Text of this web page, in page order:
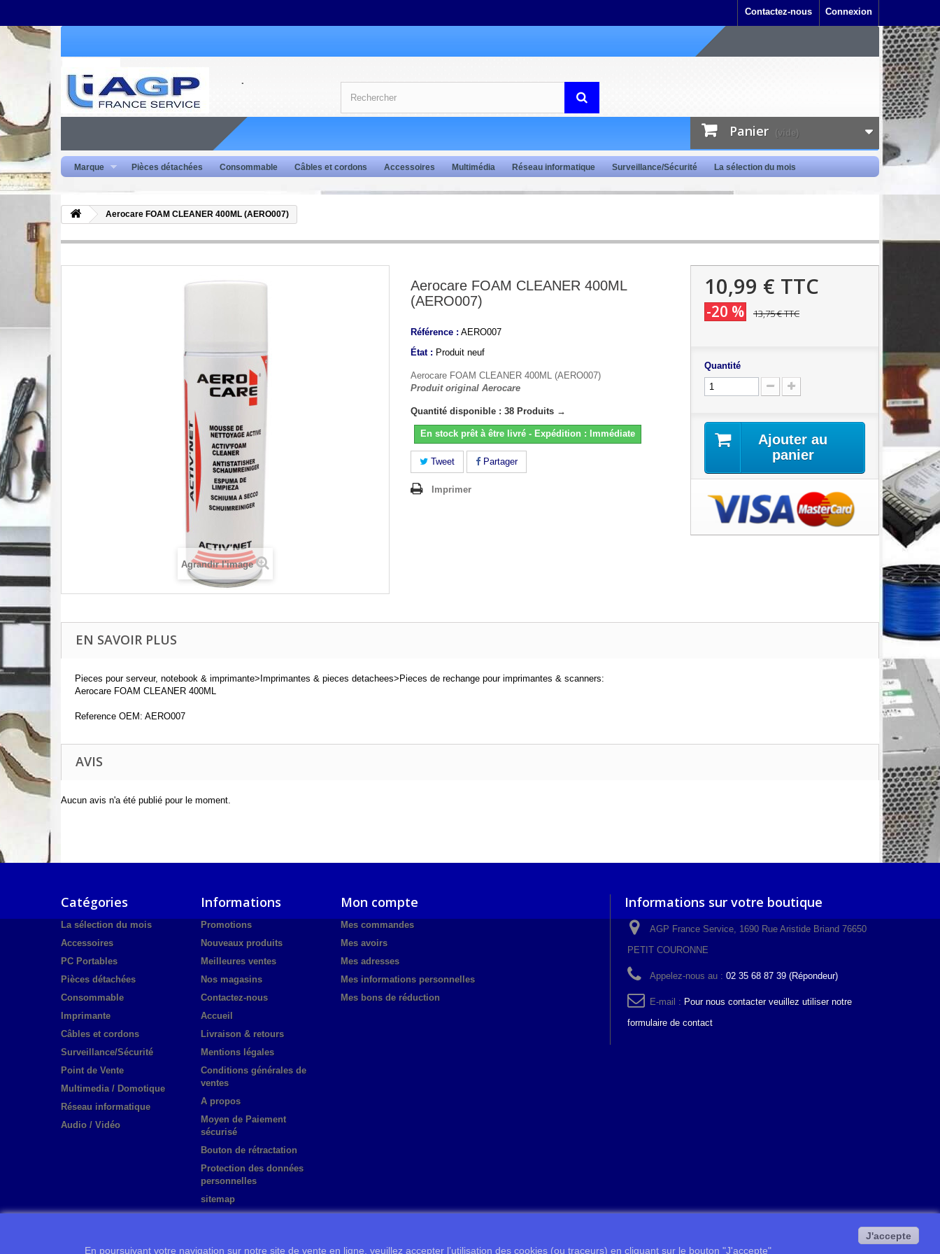
Connexion
Contactez-nous
Panier (vide)
Marque Pièces détachées Consommable Câbles et cordons Accessoires Multimédia Réseau informatique Surveillance/Sécurité La sélection du mois
Aerocare FOAM CLEANER 400ML (AERO007)
Agrandir l'image
Aerocare FOAM CLEANER 400ML
(AERO007)
Référence : AERO007
État : Produit neuf
Aerocare FOAM CLEANER 400ML (AERO007)
Produit original Aerocare
Quantité disponible : 38 Produits →
En stock prêt à être livré - Expédition : Immédiate
Tweet Partager
Imprimer
10,99 € TTC
-20 % 13,75 €TTC
Quantité
Ajouter au
panier
EN SAVOIR PLUS
Pieces pour serveur, notebook & imprimante>Imprimantes & pieces detachees>Pieces de rechange pour imprimantes & scanners:
Aerocare FOAM CLEANER 400ML
Reference OEM: AERO007
AVIS
Aucun avis n'a été publié pour le moment.
Catégories
La sélection du mois
Accessoires
PC Portables
Pièces détachées
Consommable
Imprimante
Câbles et cordons
Surveillance/Sécurité
Point de Vente
Multimedia / Domotique
Réseau informatique
Audio / Vidéo
Informations
Promotions
Nouveaux produits
Meilleures ventes
Nos magasins
Contactez-nous
Accueil
Livraison & retours
Mentions légales
Conditions générales de
ventes
A propos
Moyen de Paiement
sécurisé
Bouton de rétractation
Protection des données
personnelles
sitemap
Mon compte
Mes commandes
Mes avoirs
Mes adresses
Mes informations personnelles
Mes bons de réduction
Informations sur votre boutique
AGP France Service, 1690 Rue Aristide Briand 76650
PETIT COURONNE
Appelez-nous au : 02 35 68 87 39 (Répondeur)
E-mail : Pour nous contacter veuillez utiliser notre
formulaire de contact
En poursuivant votre navigation sur notre site de vente en ligne, veuillez accepter l’utilisation des cookies (ou traceurs) en cliquant sur le bouton "J'accepte"
J'accepte